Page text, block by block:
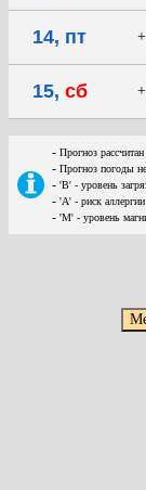
14, пт
15, сб
- Прогноз
- Прогноз погоды
- 'В' - уровень
- 'А' - риск
- 'М' - уровень